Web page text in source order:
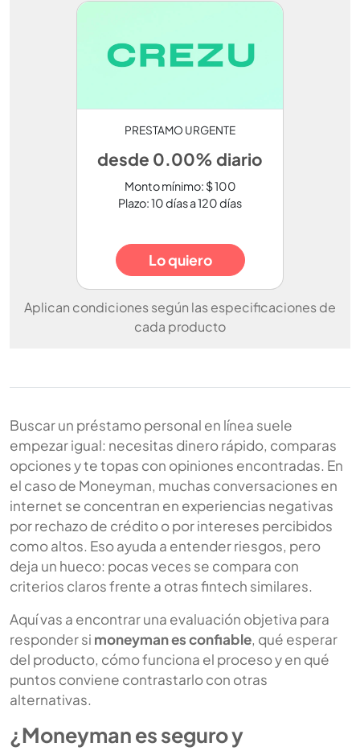
PRESTAMO URGENTE
desde 0.00% diario
Monto mínimo: $ 100
Plazo: 10 días a 120 días
Lo quiero
Aplican condiciones según las especificaciones de
cada producto
Buscar un préstamo personal en línea suele
empezar igual: necesitas dinero rápido, comparas
opciones y te topas con opiniones encontradas. En
el caso de Moneyman, muchas conversaciones en
internet se concentran en experiencias negativas
por rechazo de crédito o por intereses percibidos
como altos. Eso ayuda a entender riesgos, pero
deja un hueco: pocas veces se compara con
criterios claros frente a otras fintech similares.
Aquí vas a encontrar una evaluación objetiva para
responder si moneyman es confiable, qué esperar
del producto, cómo funciona el proceso y en qué
puntos conviene contrastarlo con otras
alternativas.
¿Moneyman es seguro y